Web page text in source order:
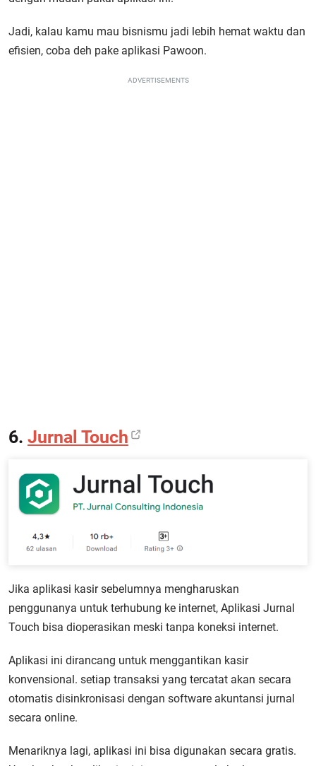
Jadi, kalau kamu mau bisnismu jadi lebih hemat waktu dan
efisien, coba deh pake aplikasi Pawoon.
ADVERTISEMENTS
6. Jurnal Touch
Jika aplikasi kasir sebelumnya mengharuskan
penggunanya untuk terhubung ke internet, Aplikasi Jurnal
Touch bisa dioperasikan meski tanpa koneksi internet.
Aplikasi ini dirancang untuk menggantikan kasir
konvensional. setiap transaksi yang tercatat akan secara
otomatis disinkronisasi dengan software akuntansi jurnal
secara online.
Menariknya lagi, aplikasi ini bisa digunakan secara gratis.